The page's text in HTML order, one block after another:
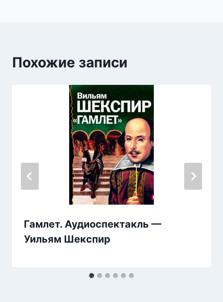
Похожие записи
Гамлет. Аудиоспектакль —
Уильям Шекспир